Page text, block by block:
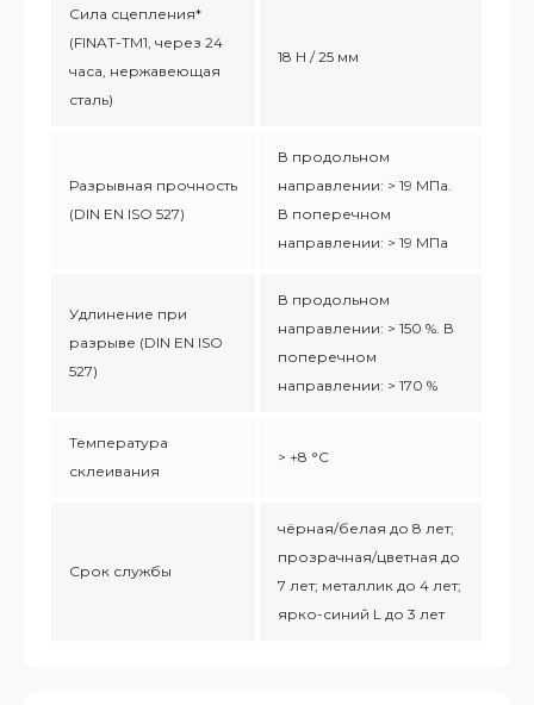
Сила сцепления*
(FINAT-TM1, через 24
часа, нержавеющая
сталь)
18 Н / 25 мм
Разрывная прочность
(DIN EN ISO 527)
В продольном
направлении: > 19 МПа.
В поперечном
направлении: > 19 МПа
Удлинение при
разрыве (DIN EN ISO
527)
В продольном
направлении: > 150 %. В
поперечном
направлении: > 170 %
Температура
склеивания
> +8 °C
Срок службы
чёрная/белая до 8 лет;
прозрачная/цветная до
7 лет; металлик до 4 лет;
ярко-синий L до 3 лет